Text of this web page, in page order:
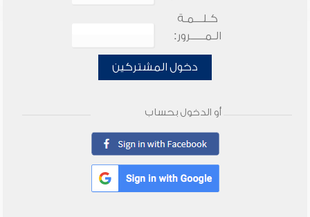
كـلـــمـة
الـمـــــرور:
دخول المشتركين
أو الدخول بحساب